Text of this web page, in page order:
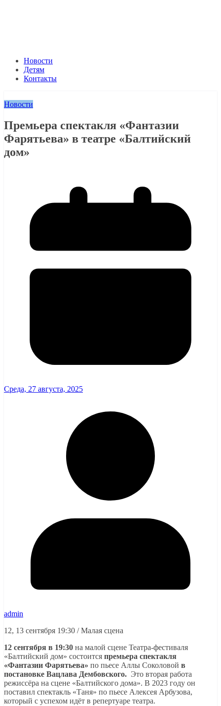
Новости
Детям
Контакты
Новости
Премьера спектакля «Фантазии
Фарятьева» в театре «Балтийский
дом»
Среда, 27 августа, 2025
admin
12, 13 сентября 19:30 / Малая сцена
12 сентября в 19:30 на малой сцене Театра-фестиваля
«Балтийский дом» состоится премьера спектакля
«Фантазии Фарятьева» по пьесе Аллы Соколовой в
постановке Вацлава Дембовского. Это вторая работа
режиссёра на сцене «Балтийского дома». В 2023 году он
поставил спектакль «Таня» по пьесе Алексея Арбузова,
который с успехом идёт в репертуаре театра.